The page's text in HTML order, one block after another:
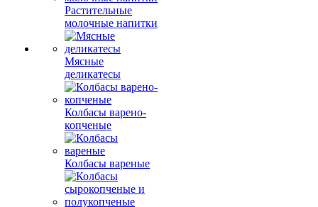
Растительные
молочные напитки
Мясные
деликатесы
Колбасы варено-
копченые
Колбасы вареные